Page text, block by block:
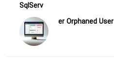
SqlServ
er Orphaned User